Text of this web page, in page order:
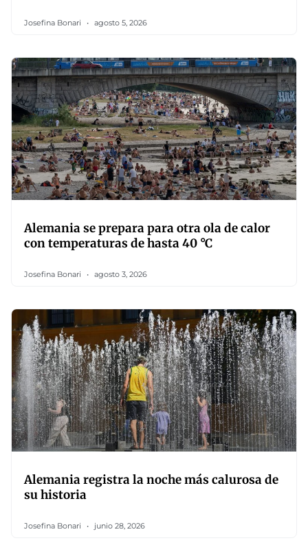
Josefina Bonari agosto 5, 2026
Alemania se prepara para otra ola de calor
con temperaturas de hasta 40 °C
Josefina Bonari agosto 3, 2026
Alemania registra la noche más calurosa de
su historia
Josefina Bonari junio 28, 2026